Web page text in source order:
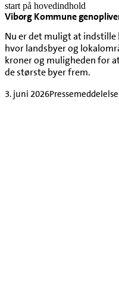
start på hovedindhold
Viborg Kommune
Nu er det muligt at
hvor landsbyer og
kroner og muligheden for
de største byer frem.
3. juni 2026
senest opdateret 3. juni 2026